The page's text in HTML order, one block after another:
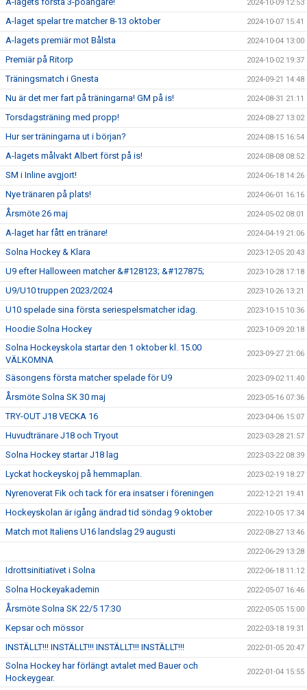
2024-10-09 12:53
A-laget spelar tre matcher 8-13 oktober 2024-10-07 15:41
A-lagets premiär mot Bålsta 2024-10-04 13:00
Premiär på Ritorp 2024-10-02 19:37
Träningsmatch i Gnesta 2024-09-21 14:48
Nu är det mer fart på träningarna! GM på is! 2024-08-31 21:11
Torsdagsträning med propp! 2024-08-27 13:02
Hur ser träningarna ut i början? 2024-08-15 16:54
A-lagets målvakt Albert först på is! 2024-08-08 08:52
SM i Inline avgjort! 2024-06-18 14:26
Nye tränaren på plats! 2024-06-01 16:16
Årsmöte 26 maj 2024-05-02 08:01
A-laget har fått en tränare! 2024-04-19 21:06
Solna Hockey & Klara 2023-12-05 20:43
U9 efter Halloween matcher &#128123; &#127875; 2023-10-28 17:18
U9/U10 truppen 2023/2024 2023-10-26 13:21
U10 spelade sina första seriespelsmatcher idag. 2023-10-15 10:36
Hoodie Solna Hockey 2023-10-09 20:18
Solna Hockeyskola startar den 1 oktober kl. 15.00
VÄLKOMNA
2023-09-27 21:06
Säsongens första matcher spelade för U9 2023-09-02 11:40
Årsmöte Solna SK 30 maj 2023-05-16 07:36
TRY-OUT J18 VECKA 16 2023-04-06 15:07
Huvudtränare J18 och Tryout 2023-03-28 21:57
Solna Hockey startar J18 lag 2023-03-22 08:39
Lyckat hockeyskoj på hemmaplan. 2023-02-19 18:27
Nyrenoverat Fik och tack för era insatser i föreningen 2022-12-21 19:41
Hockeyskolan är igång ändrad tid söndag 9 oktober 2022-10-05 17:34
Match mot Italiens U16 landslag 29 augusti 2022-08-27 13:46
2022-06-29 13:28
Idrottsinitiativet i Solna 2022-06-18 11:12
Solna Hockeyakademin 2022-05-07 16:46
Årsmöte Solna SK 22/5 17:30 2022-05-05 15:00
Kepsar och mössor 2022-03-18 19:31
INSTÄLLT!!! INSTÄLLT!!! INSTÄLLT!!! INSTÄLLT!!! 2022-01-05 20:47
Solna Hockey har förlängt avtalet med Bauer och
Hockeygear.
2022-01-04 15:55